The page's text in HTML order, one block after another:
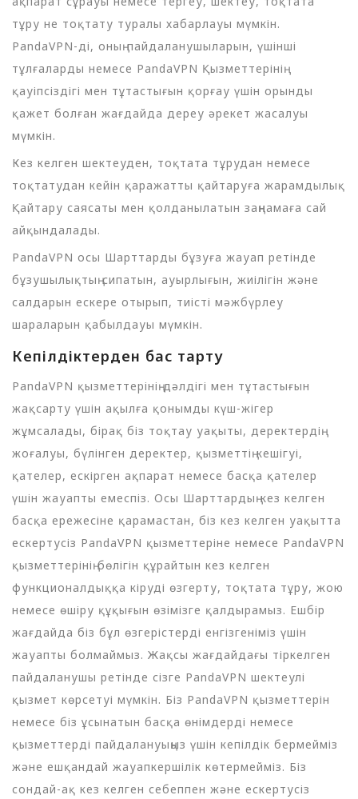
тұру не тоқтату туралы хабарлауы мүмкін.
PandaVPN-ді, оның пайдаланушыларын, үшінші
тұлғаларды немесе PandaVPN Қызметтерінің
қауіпсіздігі мен тұтастығын қорғау үшін орынды
қажет болған жағдайда дереу әрекет жасалуы
мүмкін.
Кез келген шектеуден, тоқтата тұрудан немесе
тоқтатудан кейін қаражатты қайтаруға жарамдылық
Қайтару саясаты мен қолданылатын заңнамаға сай
айқындалады.
PandaVPN осы Шарттарды бұзуға жауап ретінде
бұзушылықтың сипатын, ауырлығын, жиілігін және
салдарын ескере отырып, тиісті мәжбүрлеу
шараларын қабылдауы мүмкін.
Кепілдіктерден бас тарту
PandaVPN қызметтерінің дәлдігі мен тұтастығын
жақсарту үшін ақылға қонымды күш-жігер
жұмсалады, бірақ біз тоқтау уақыты, деректердің
жоғалуы, бүлінген деректер, қызметтің кешігуі,
қателер, ескірген ақпарат немесе басқа қателер
үшін жауапты емеспіз. Осы Шарттардың кез келген
басқа ережесіне қарамастан, біз кез келген уақытта
ескертусіз PandaVPN қызметтеріне немесе PandaVPN
қызметтерінің бөлігін құрайтын кез келген
функционалдыққа кіруді өзгерту, тоқтата тұру, жою
немесе өшіру құқығын өзімізге қалдырамыз. Ешбір
жағдайда біз бұл өзгерістерді енгізгеніміз үшін
жауапты болмаймыз. Жақсы жағдайдағы тіркелген
пайдаланушы ретінде сізге PandaVPN шектеулі
қызмет көрсетуі мүмкін. Біз PandaVPN қызметтерін
немесе біз ұсынатын басқа өнімдерді немесе
қызметтерді пайдалануыңыз үшін кепілдік бермейміз
және ешқандай жауапкершілік көтермейміз. Біз
сондай-ақ кез келген себеппен және ескертусіз